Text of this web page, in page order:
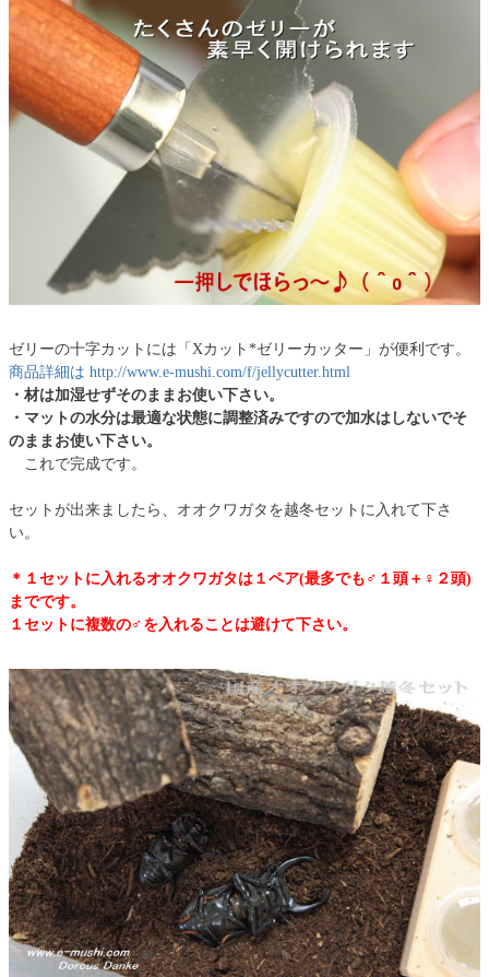
ゼリーの十字カットには「Xカット*ゼリーカッター」が便利です。
商品詳細は http://www.e-mushi.com/f/jellycutter.html
・材は加湿せずそのままお使い下さい。
・マットの水分は最適な状態に調整済みですので加水はしないでそ
のままお使い下さい。
これで完成です。
セットが出来ましたら、オオクワガタを越冬セットに入れて下さ
い。
＊１セットに入れるオオクワガタは１ペア(最多でも♂１頭＋♀２頭)
までです。
１セットに複数の♂を入れることは避けて下さい。